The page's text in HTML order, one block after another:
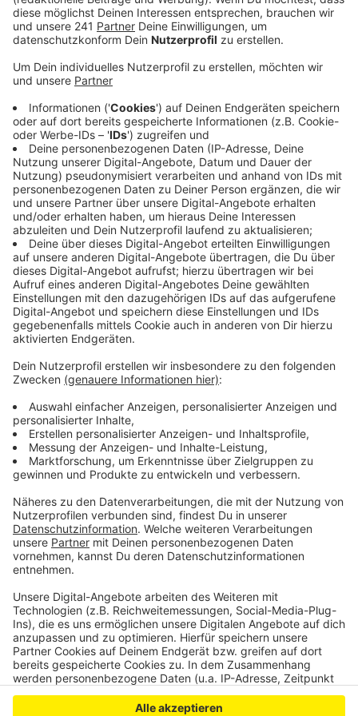
Anzeige
aktuellen Erkenntnisse informiert.
Veröffentlicht:Mittwoch, 02.10.2024 10:15
Anzeige
Seine bisherige Bilanz: 22 Tatorte, 33 Tatverdächtige,
13 Menschen in U-Haft. Der Polizeichef hat aber auch
versucht, zu beruhigen: Es seien Milieu-Taten - daher
müsse man die Gefahr für die Bürger differenziert
betrachten.
Der Stadtrat hat am Dienstag außerdem eine wichtige
Entscheidung für den 1. FC Köln getroffen: Er hat
grünes Licht für das neue FC-Leistungszentrum
gegeben. Damit darf der FC im Grüngürtel bauen. Die
Politik hat einen Kompromiss von Stadt und FC
abgesegnet: Der FC verzichtet auf die Gleueler Wiese,
darf dafür aber neben dem Franz-Kremer-Stadion ein
neues Leistungszentrum bauen.
Vor der Ratssitzung hatten mehrere hundert
Menschen vor dem Rathaus demonstriert – unter
anderem auch gegen das geplante FC-
Leistungszentrum.
Anzeige
Anzeige